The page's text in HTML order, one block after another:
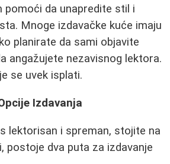
pomoći da unapredite stil i
Mnoge izdavačke kuće imaju
planirate da sami objavite
angažujete nezavisnog lektora.
se uvek isplati.
Izdavanja
lektorisan i spreman, stojite na
postoje dva puta za izdavanje